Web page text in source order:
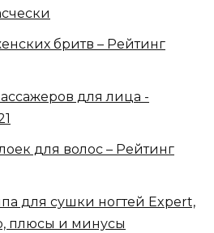
бритв – Рейтинг
для лица -
для волос – Рейтинг
для сушки ногтей Expert,
плюсы и минусы